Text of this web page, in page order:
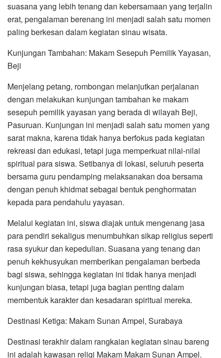
suasana yang lebih tenang dan kebersamaan yang terjalin
erat, pengalaman berenang ini menjadi salah satu momen
paling berkesan dalam kegiatan sinau wisata.
Kunjungan Tambahan: Makam Sesepuh Pemilik Yayasan,
Beji
Menjelang petang, rombongan melanjutkan perjalanan
dengan melakukan kunjungan tambahan ke makam
sesepuh pemilik yayasan yang berada di wilayah Beji,
Pasuruan. Kunjungan ini menjadi salah satu momen yang
sarat makna, karena tidak hanya berfokus pada kegiatan
rekreasi dan edukasi, tetapi juga memperkuat nilai-nilai
spiritual para siswa. Setibanya di lokasi, seluruh peserta
bersama guru pendamping melaksanakan doa bersama
dengan penuh khidmat sebagai bentuk penghormatan
kepada para pendahulu yayasan.
Melalui kegiatan ini, siswa diajak untuk mengenang jasa
para pendiri sekaligus menumbuhkan sikap religius seperti
rasa syukur dan kepedulian. Suasana yang tenang dan
penuh kekhusyukan memberikan pengalaman berbeda
bagi siswa, sehingga kegiatan ini tidak hanya menjadi
kunjungan biasa, tetapi juga bagian penting dalam
membentuk karakter dan kesadaran spiritual mereka.
Destinasi Ketiga: Makam Sunan Ampel, Surabaya
Destinasi terakhir dalam rangkaian kegiatan sinau bareng
ini adalah kawasan religi Makam Makam Sunan Ampel.